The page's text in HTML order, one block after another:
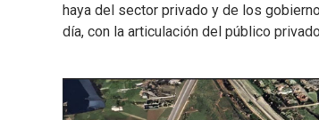
haya del sector privado y de los
día, con la articulación del público